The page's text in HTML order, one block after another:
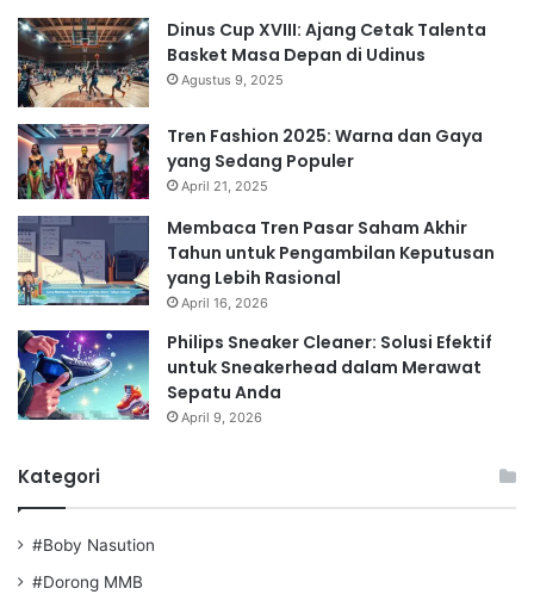
Dinus Cup XVIII: Ajang Cetak Talenta
Basket Masa Depan di Udinus
Agustus 9, 2025
Tren Fashion 2025: Warna dan Gaya
yang Sedang Populer
April 21, 2025
Membaca Tren Pasar Saham Akhir
Tahun untuk Pengambilan Keputusan
yang Lebih Rasional
April 16, 2026
Philips Sneaker Cleaner: Solusi Efektif
untuk Sneakerhead dalam Merawat
Sepatu Anda
April 9, 2026
Kategori
#Boby Nasution
#Dorong MMB